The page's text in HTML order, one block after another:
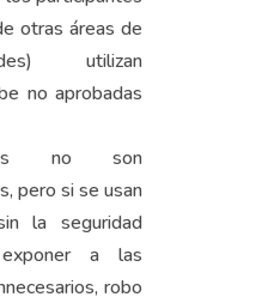
otras áreas de
utilizan
no aprobadas
no son
pero si se usan
la seguridad
a las
robo